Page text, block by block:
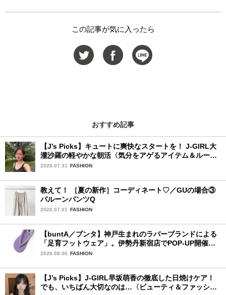
この記事が気に入ったら
おすすめ記事
【J’s Picks】キュートに爽快なスタートを！ J-GIRL大
瀧沙羅の軽やかな朝活〈気分をアゲるアイテム＆ルーテ
ィーン〉
2026.07.31 FASHION
教えて！ ［夏の新作］コーディネート♡／GUの場合③
バルーンパンツQ
2026.07.01 FASHION
【buntA／ブンタ】神戸生まれのラバーブランドによる
「足育フットウェア」。伊勢丹新宿店でPOP-UP開催
中！
2026.08.06 FASHION
【J’s Picks】J-GIRL早坂萌香の徹底した日焼けケア！
でも、いちばん大切なのは…〈ビューティ＆ファッショ